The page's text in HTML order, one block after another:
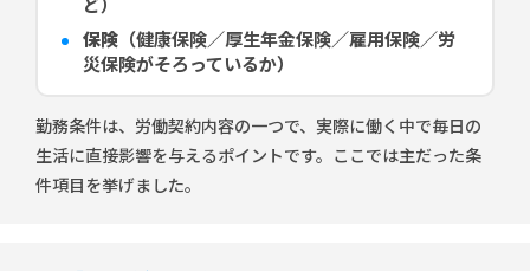
保険 （健康保険／厚生年金保険／雇用保険／労
災保険がそろっているか）
勤務条件は、労働契約内容の一つで、実際に働く中で毎日の
生活に直接影響を与えるポイントです。ここでは主だった条
件項目を挙げました。